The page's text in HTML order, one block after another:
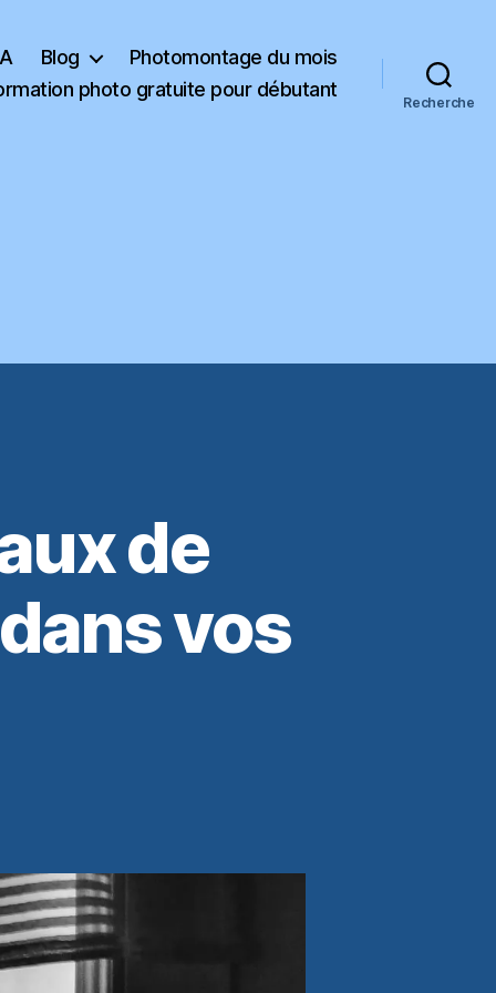
Blog
Photomontage du mois
photo gratuite pour débutant
Recherche
de
vos